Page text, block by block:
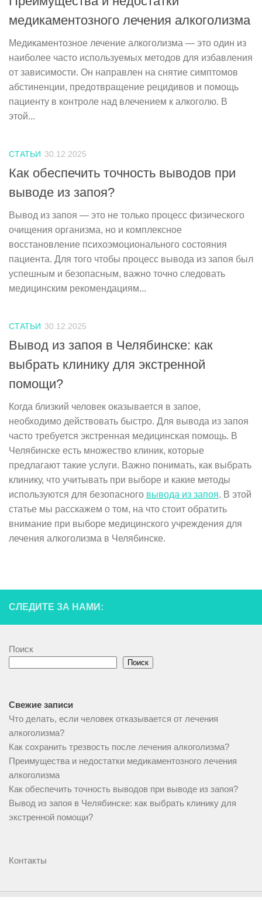
медикаментозного лечения алкоголизма
Медикаментозное лечение алкоголизма — это один из
наиболее часто используемых методов для избавления
от зависимости. Он направлен на снятие симптомов
абстиненции, предотвращение рецидивов и помощь
пациенту в контроле над влечением к алкоголю. В
этой...
СТАТЬИ 30.12.2025
Как обеспечить точность выводов при
выводе из запоя?
Вывод из запоя — это не только процесс физического
очищения организма, но и комплексное
восстановление психоэмоционального состояния
пациента. Для того чтобы процесс вывода из запоя был
успешным и безопасным, важно точно следовать
медицинским рекомендациям...
СТАТЬИ 30.12.2025
Вывод из запоя в Челябинске: как
выбрать клинику для экстренной
помощи?
Когда близкий человек оказывается в запое,
необходимо действовать быстро. Для вывода из запоя
часто требуется экстренная медицинская помощь. В
Челябинске есть множество клиник, которые
предлагают такие услуги. Важно понимать, как выбрать
клинику, что учитывать при выборе и какие методы
используются для безопасного вывода из запоя. В этой
статье мы расскажем о том, на что стоит обратить
внимание при выборе медицинского учреждения для
лечения алкоголизма в Челябинске.
СЛЕДИТЕ ЗА НАМИ:
Поиск
Поиск
Свежие записи
Что делать, если человек отказывается от лечения
алкоголизма?
Как сохранить трезвость после лечения алкоголизма?
Преимущества и недостатки медикаментозного лечения
алкоголизма
Как обеспечить точность выводов при выводе из запоя?
Вывод из запоя в Челябинске: как выбрать клинику для
экстренной помощи?
Контакты